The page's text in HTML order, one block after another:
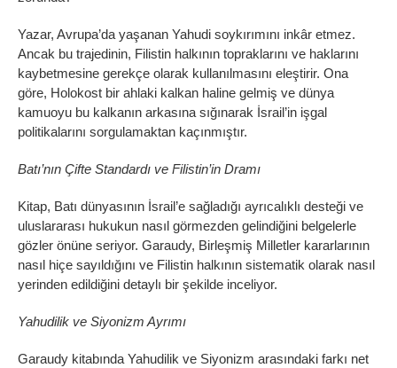
Yazar, Avrupa’da yaşanan Yahudi soykırımını inkâr etmez.
Ancak bu trajedinin, Filistin halkının topraklarını ve haklarını
kaybetmesine gerekçe olarak kullanılmasını eleştirir. Ona
göre, Holokost bir ahlaki kalkan haline gelmiş ve dünya
kamuoyu bu kalkanın arkasına sığınarak İsrail’in işgal
politikalarını sorgulamaktan kaçınmıştır.
Batı’nın Çifte Standardı ve Filistin’in Dramı
Kitap, Batı dünyasının İsrail’e sağladığı ayrıcalıklı desteği ve
uluslararası hukukun nasıl görmezden gelindiğini belgelerle
gözler önüne seriyor. Garaudy, Birleşmiş Milletler kararlarının
nasıl hiçe sayıldığını ve Filistin halkının sistematik olarak nasıl
yerinden edildiğini detaylı bir şekilde inceliyor.
Yahudilik ve Siyonizm Ayrımı
Garaudy kitabında Yahudilik ve Siyonizm arasındaki farkı net